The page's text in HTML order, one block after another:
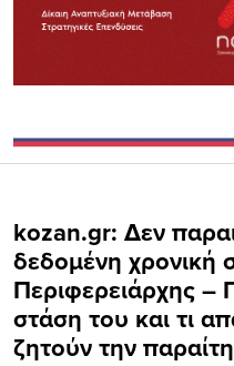
kozan.gr: Δεν
δεδομένη χρονική
Περιφερειάρχης –
στάση του και τι
ζητούν την